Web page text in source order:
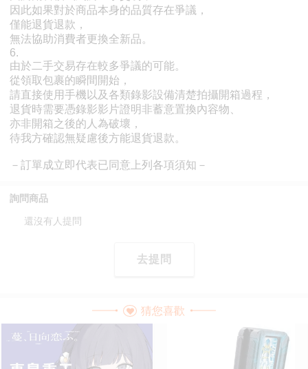
詢問商品
還沒有人提問
去提問
猜您喜歡